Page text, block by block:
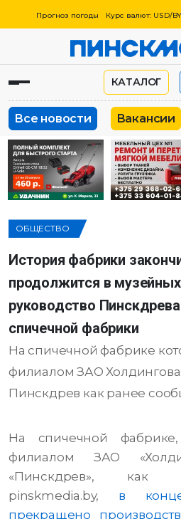
Прогноз погоды Курс валют: USD/
КАТАЛОГ
Все новости Вакансии
ОБЩЕСТВО
История фабрики
продолжится в
руководство
спичечной фабрики
На спичечной фабрике
филиалом ЗАО
Пинскдрев как ранее
На спичечной фабрике,
филиалом ЗАО
«Пинскдрев», как
pinskmedia.by, в
прекращено